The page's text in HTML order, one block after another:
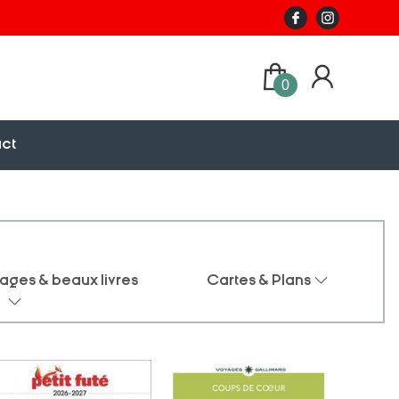
0
& beaux livres Cartes & Plans